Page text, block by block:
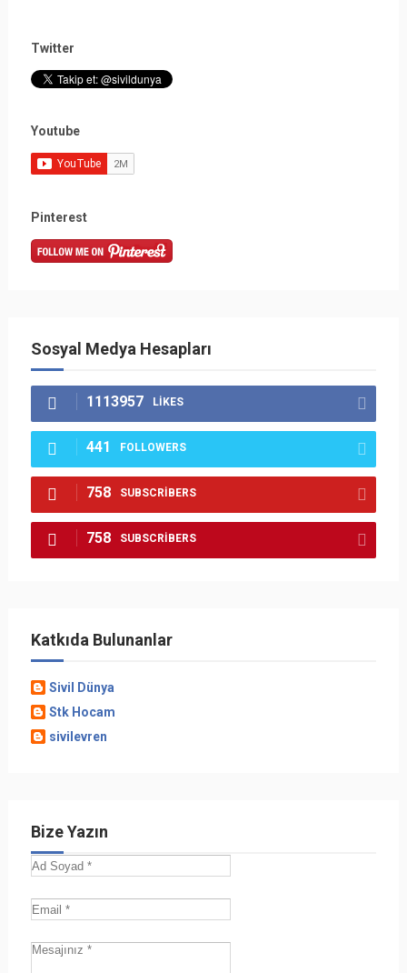
Twitter
Youtube
Pinterest
Sosyal Medya Hesapları
1113957 LIKES
441 FOLLOWERS
758 SUBSCRIBERS
758 SUBSCRIBERS
Katkıda Bulunanlar
Sivil Dünya
Stk Hocam
sivilevren
Bize Yazın